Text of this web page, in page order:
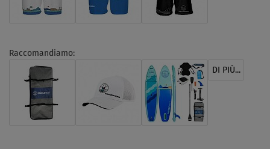
Raccomandiamo:
DI PIÙ...